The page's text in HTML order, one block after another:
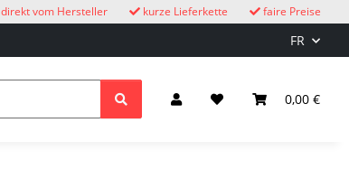
faire Preise
kurze Lieferkette
direkt vom Hersteller
FR
0,00 €
Éclairage et électricité